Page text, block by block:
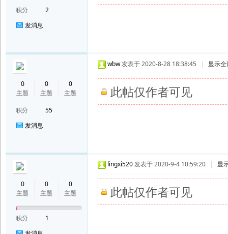
积分
2
发消息
0
主题
0
主题
0
主题
积分
55
发消息
wbw发表于 2020-8-28 18:38:45 | 显示
此帖仅作者可见
0
主题
0
主题
0
主题
积分
1
lingxi520发表于 2020-9-4 10:59:20 | 显
此帖仅作者可见